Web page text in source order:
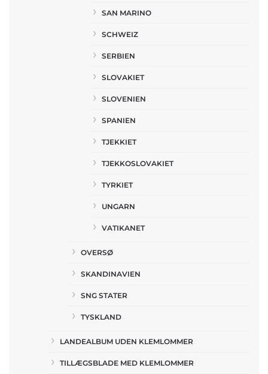
SAN MARINO
SCHWEIZ
SERBIEN
SLOVAKIET
SLOVENIEN
SPANIEN
TJEKKIET
TJEKKOSLOVAKIET
TYRKIET
UNGARN
VATIKANET
OVERSØ
SKANDINAVIEN
SNG STATER
TYSKLAND
LANDEALBUM UDEN KLEMLOMMER
TILLÆGSBLADE MED KLEMLOMMER